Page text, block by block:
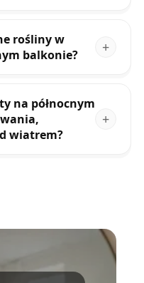
rośliny w
balkonie?
na północnym
wiatrem?